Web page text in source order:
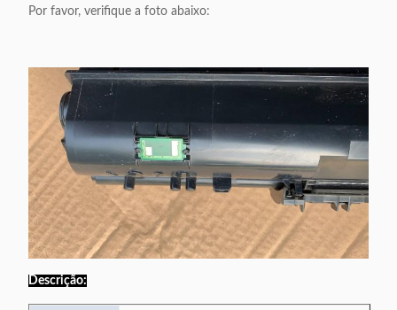
Por favor, verifique a foto abaixo:
Descrição: